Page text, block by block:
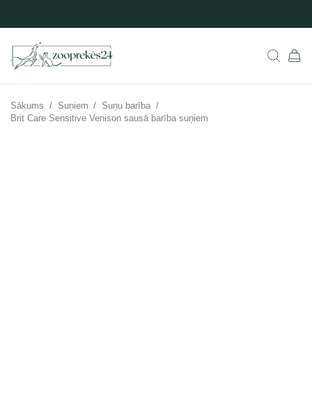
Sākums / Suņiem / Suņu barība /
Brit Care Sensitive Venison sausā barība suņiem